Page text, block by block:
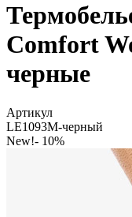
Comfort
черные
Артикул
LE1093M-черный
New!- 10%